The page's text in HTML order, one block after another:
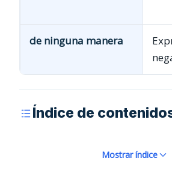
de ninguna manera
Índice de
Mostrar índice